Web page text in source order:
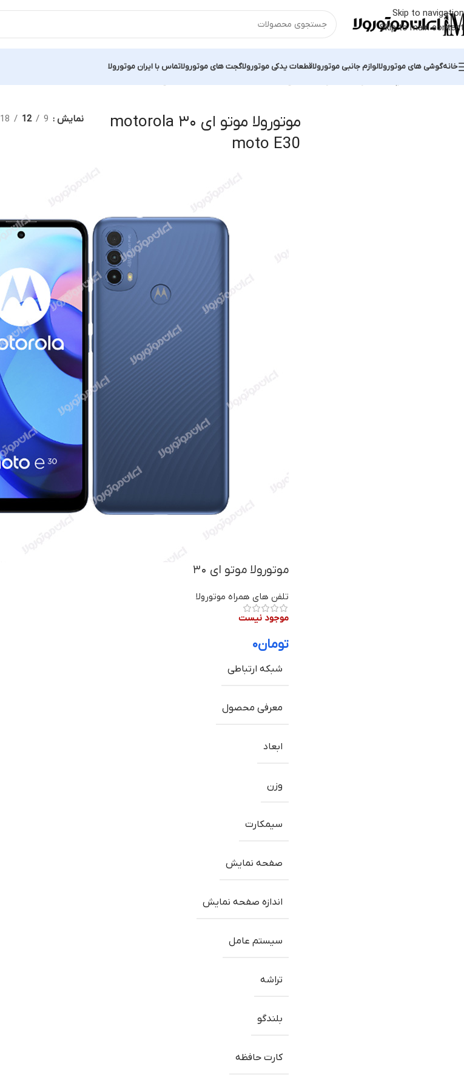
Skip to navigation
Skip to main content
خانهگوشی های موتورولالوازم جانبی موتورولاقطعات یدکی موتورولاگجت های موتورولاتماس با ایران موتورولا
موتورولا موتو ای ۳۰ motorola
moto E30
نمایش 9
12
18
موتورولا موتو ای ۳۰
تلفن های همراه موتورولا
موجود نیست
تومان۰
شبکه ارتباطی
معرفی محصول
ابعاد
وزن
سیمکارت
صفحه نمایش
اندازه صفحه نمایش
سیستم عامل
تراشه
بلندگو
کارت حافظه